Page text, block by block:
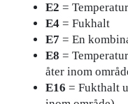
E2 = Temperatur
E4 = Fukhalt
E7 = En
E8 =
åter inom
E16 = Fukthalt